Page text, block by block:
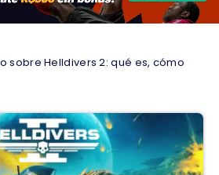
sobre Helldivers 2: qué es, cómo